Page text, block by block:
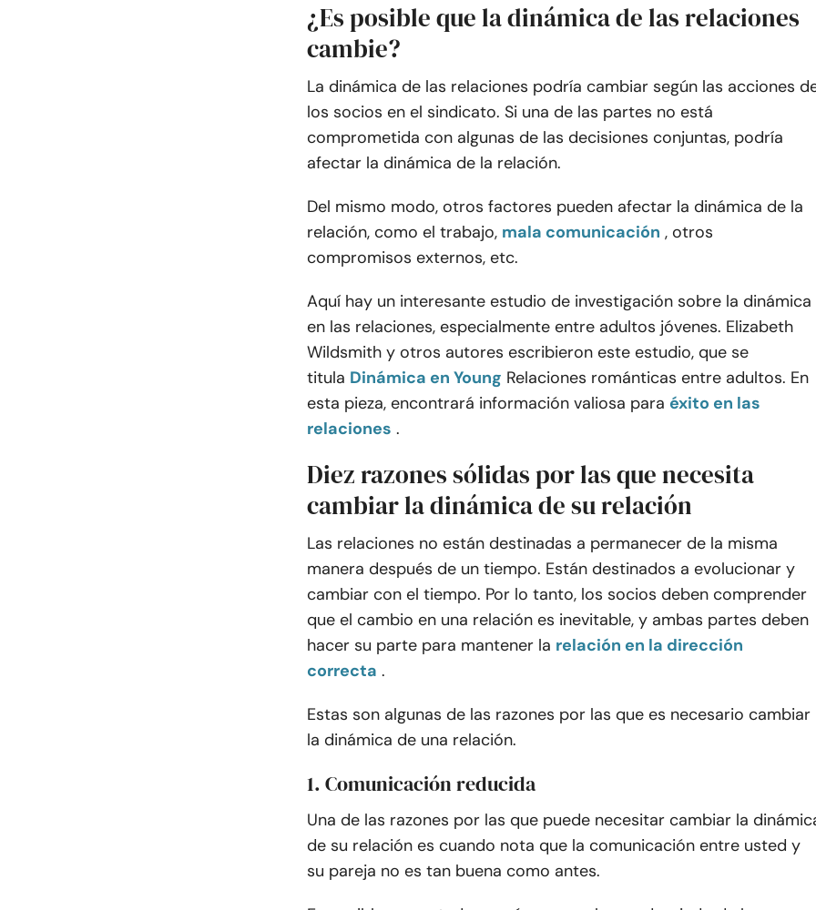
¿Es posible que la dinámica de las relaciones
cambie?
La dinámica de las relaciones podría cambiar según las acciones
los socios en el sindicato. Si una de las partes no está
comprometida con algunas de las decisiones conjuntas, podría
afectar la dinámica de la relación.
Del mismo modo, otros factores pueden afectar la dinámica de la
relación, como el trabajo, mala comunicación , otros
compromisos externos, etc.
Aquí hay un interesante estudio de investigación sobre la dinámica
en las relaciones, especialmente entre adultos jóvenes. Elizabeth
Wildsmith y otros autores escribieron este estudio, que se
titula Dinámica en Young Relaciones románticas entre adultos. En
esta pieza, encontrará información valiosa para éxito en las
relaciones .
Diez razones sólidas por las que necesita
cambiar la dinámica de su relación
Las relaciones no están destinadas a permanecer de la misma
manera después de un tiempo. Están destinados a evolucionar y
cambiar con el tiempo. Por lo tanto, los socios deben comprender
que el cambio en una relación es inevitable, y ambas partes deben
hacer su parte para mantener la relación en la dirección
correcta .
Estas son algunas de las razones por las que es necesario cambiar
la dinámica de una relación.
1. Comunicación reducida
Una de las razones por las que puede necesitar cambiar la
de su relación es cuando nota que la comunicación entre usted y
su pareja no es tan buena como antes.